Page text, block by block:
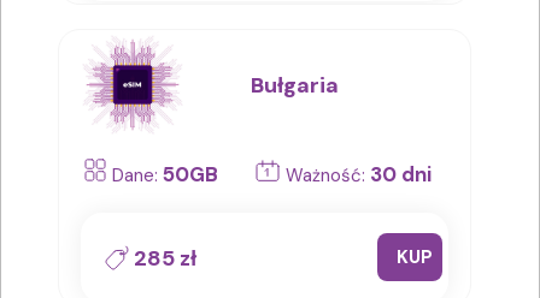
Bułgaria
Dane: 50GB Ważność: 30 dni
285 zł KUP